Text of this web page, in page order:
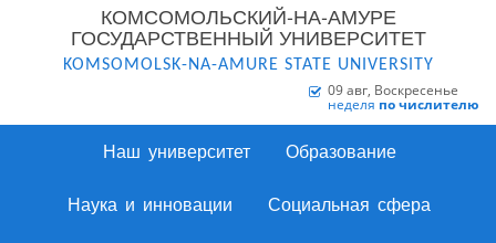
КОМСОМОЛЬСКИЙ-НА-АМУРЕ
ГОСУДАРСТВЕННЫЙ УНИВЕРСИТЕТ
KOMSOMOLSK-NA-AMURE STATE UNIVERSITY
09 авг, Воскресенье
неделя по числителю
Наш университет Образование
Наука и инновации Социальная сфера